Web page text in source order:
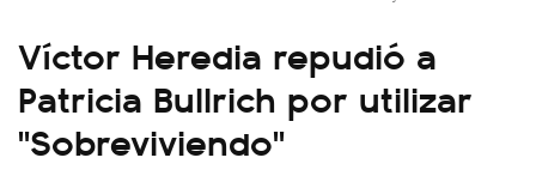
Víctor Heredia repudió a
Patricia Bullrich por utilizar
"Sobreviviendo"